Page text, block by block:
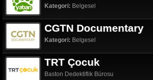
Kategori: Belgesel
CGTN Documentary
Kategori: Belgesel
TRT Çocuk
Baston Dedektiflik Bürosu